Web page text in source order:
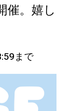
催。嬉し
まで